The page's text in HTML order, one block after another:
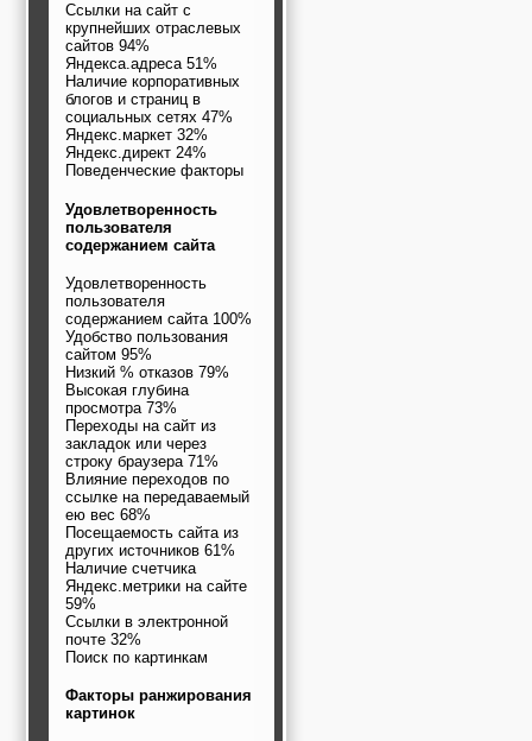
Ссылки на сайт с
крупнейших отраслевых
сайтов 94%
Яндекса.адреса 51%
Наличие корпоративных
блогов и страниц в
социальных сетях 47%
Яндекс.маркет 32%
Яндекс.директ 24%
Поведенческие факторы
Удовлетворенность
пользователя
содержанием сайта
Удовлетворенность
пользователя
содержанием сайта 100%
Удобство пользования
сайтом 95%
Низкий % отказов 79%
Высокая глубина
просмотра 73%
Переходы на сайт из
закладок или через
строку браузера 71%
Влияние переходов по
ссылке на передаваемый
ею вес 68%
Посещаемость сайта из
других источников 61%
Наличие счетчика
Яндекс.метрики на сайте
59%
Ссылки в электронной
почте 32%
Поиск по картинкам
Факторы ранжирования
картинок